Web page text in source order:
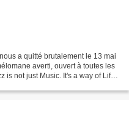
a quitté brutalement le 13 mai
averti, ouvert à toutes les
is not just Music. It's a way of Life,